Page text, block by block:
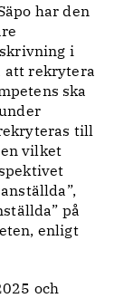
har den
i
att rekrytera
ska
till
vilket
på
enligt
och